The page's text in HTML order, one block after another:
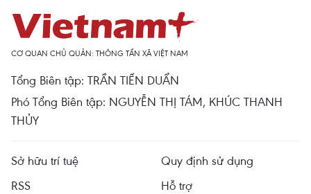
CƠ QUAN CHỦ QUẢN: THÔNG TẤN XÃ VIỆT NAM
Tổng Biên tập: TRẦN TIẾN DUẨN
Phó Tổng Biên tập: NGUYỄN THỊ TÁM, KHÚC THANH
THỦY
Sở hữu trí tuệ
Quy định sử dụng
RSS
Hỗ trợ